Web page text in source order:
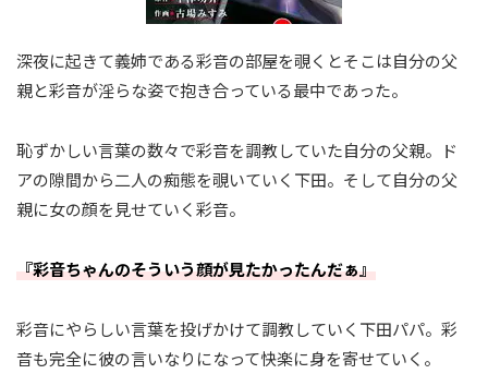
深夜に起きて義姉である彩音の部屋を覗くとそこは自分の父
親と彩音が淫らな姿で抱き合っている最中であった。
恥ずかしい言葉の数々で彩音を調教していた自分の父親。ド
アの隙間から二人の痴態を覗いていく下田。そして自分の父
親に女の顔を見せていく彩音。
『彩音ちゃんのそういう顔が見たかったんだぁ』
彩音にやらしい言葉を投げかけて調教していく下田パパ。彩
音も完全に彼の言いなりになって快楽に身を寄せていく。